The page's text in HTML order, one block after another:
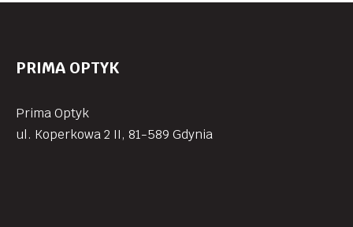
PRIMA OPTYK
Prima Optyk
ul. Koperkowa 2 II, 81-589 Gdynia